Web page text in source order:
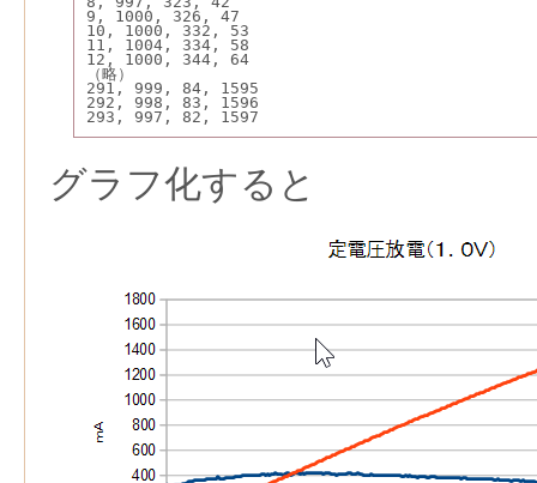
9, 1000, 326, 47
10, 1000, 332, 53
11, 1004, 334, 58
12, 1000, 344, 64
（略）
291, 999, 84, 1595
292, 998, 83, 1596
293, 997, 82, 1597
グラフ化すると